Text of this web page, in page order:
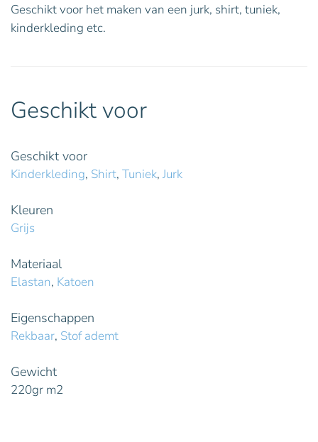
Geschikt voor het maken van een jurk, shirt, tuniek,
kinderkleding etc.
Geschikt voor
Geschikt voor
Kinderkleding, Shirt, Tuniek, Jurk
Kleuren
Grijs
Materiaal
Elastan, Katoen
Eigenschappen
Rekbaar, Stof ademt
Gewicht
220gr m2